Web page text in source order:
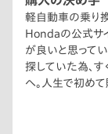
軽自動車の乗り
Hondaの公式サ
が良いと思って
探していた為、す
へ。人生で初め